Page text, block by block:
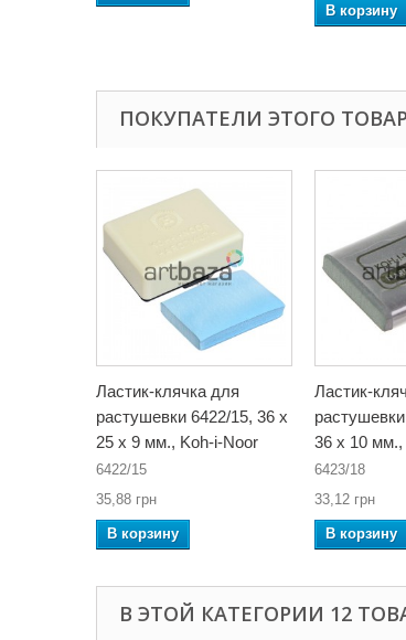
В корзину
ПОКУПАТЕЛИ ЭТОГО
Ластик-клячка для
растушевки 6422/15, 36 x
25 x 9 мм., Koh-i-Noor
6422/15
35,88 грн
В корзину
Ластик-
36 x 10 мм.,
6423/18
33,12 грн
В корзину
В ЭТОЙ КАТЕГОРИИ 12